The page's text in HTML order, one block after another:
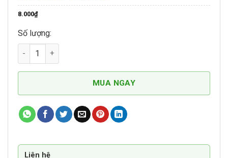
8.000₫
Số lượng:
Viên Nén Khử Khuẩn Khử Trùng Presept số lượng
MUA NGAY
Liên hệ